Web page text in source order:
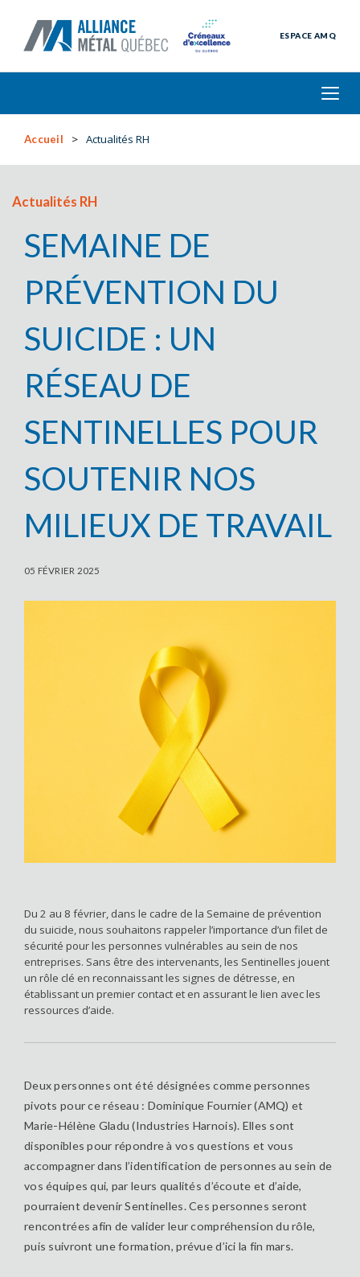
ESPACE AMQ
Accueil Actualités RH
Actualités RH
SEMAINE DE
PRÉVENTION DU
SUICIDE : UN
RÉSEAU DE
SENTINELLES POUR
SOUTENIR NOS
MILIEUX DE TRAVAIL
05 FÉVRIER 2025
Du 2 au 8 février, dans le cadre de la Semaine de prévention
du suicide, nous souhaitons rappeler l’importance d’un filet de
sécurité pour les personnes vulnérables au sein de nos
entreprises. Sans être des intervenants, les Sentinelles jouent
un rôle clé en reconnaissant les signes de détresse, en
établissant un premier contact et en assurant le lien avec les
ressources d’aide.
Deux personnes ont été désignées comme personnes
pivots pour ce réseau : Dominique Fournier (AMQ) et
Marie-Hélène Gladu (Industries Harnois). Elles sont
disponibles pour répondre à vos questions et vous
accompagner dans l’identification de personnes au sein de
vos équipes qui, par leurs qualités d’écoute et d’aide,
pourraient devenir Sentinelles. Ces personnes seront
rencontrées afin de valider leur compréhension du rôle,
puis suivront une formation, prévue d’ici la fin mars.